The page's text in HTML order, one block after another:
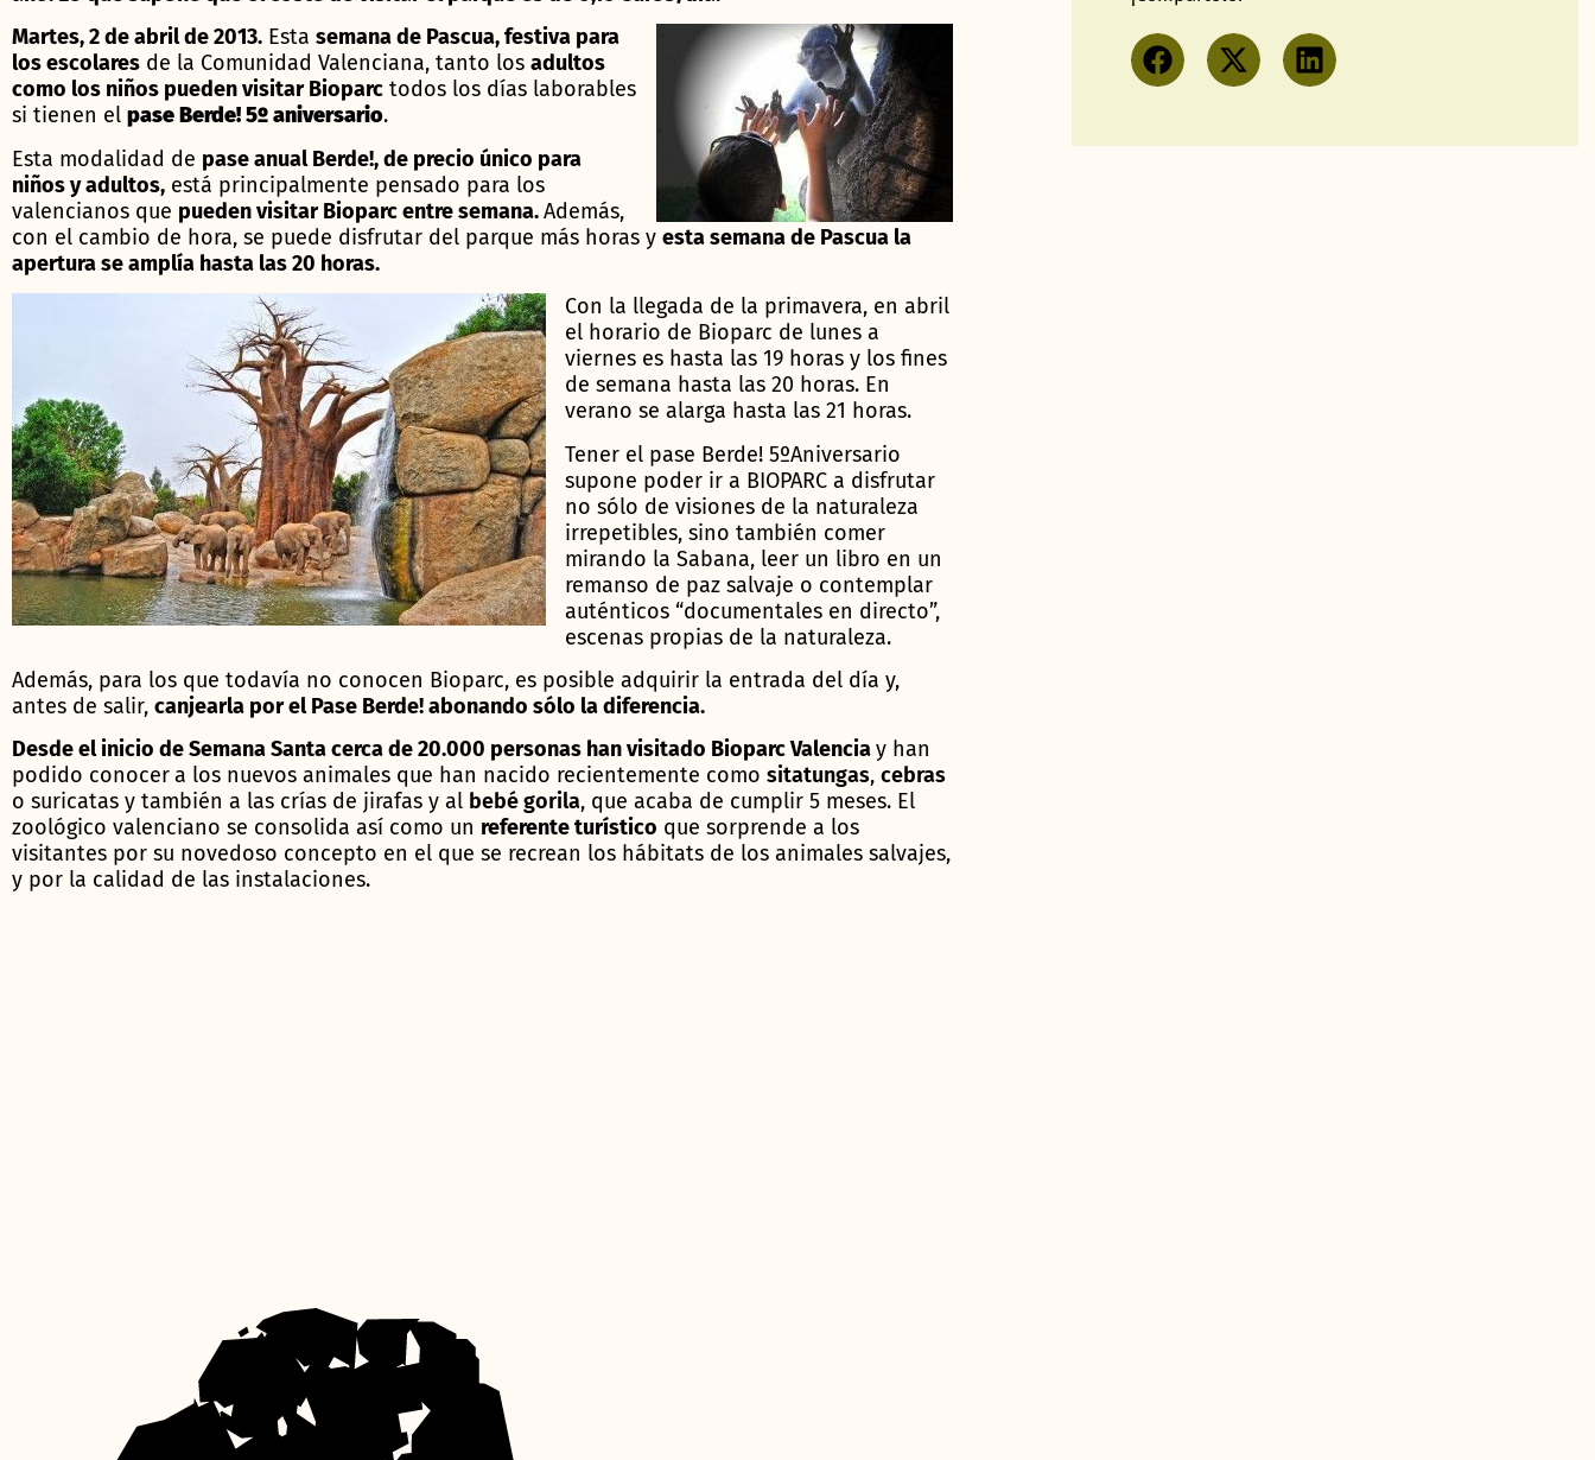
Martes, 2 de abril de 2013. Esta semana de Pascua, festiva para
los escolares de la Comunidad Valenciana, tanto los adultos
como los niños pueden visitar Bioparc todos los días laborables
si tienen el pase Berde! 5º aniversario.
Esta modalidad de pase anual Berde!, de precio único para
niños y adultos, está principalmente pensado para los
valencianos que pueden visitar Bioparc entre semana.Además,
con el cambio de hora, se puede disfrutar del parque más horas y esta semana de Pascua la
apertura se amplía hasta las 20 horas.
Con la llegada de la primavera, en abril
el horario de Bioparc de lunes a
viernes es hasta las 19 horas y los fines
de semana hasta las 20 horas. En
verano se alarga hasta las 21 horas.
Tener el pase Berde! 5ºAniversario
supone poder ir a BIOPARC a disfrutar
no sólo de visiones de la naturaleza
irrepetibles, sino también comer
mirando la Sabana, leer un libro en un
remanso de paz salvaje o contemplar
auténticos “documentales en directo”,
escenas propias de la naturaleza.
Además, para los que todavía no conocen Bioparc, es posible adquirir la entrada del día y,
antes de salir, canjearla por el Pase Berde! abonando sólo la diferencia.
Desde el inicio de Semana Santa cerca de 20.000 personas han visitado Bioparc Valenciay han
podido conocera los nuevos animales que han nacido recientemente como sitatungas, cebras
o suricatas y también a las crías de jirafas y al bebé gorila, que acaba de cumplir 5 meses. El
zoológico valenciano se consolida así como un referente turístico que sorprende a los
visitantes por su novedoso concepto en el que se recrean los hábitats de los animales salvajes,
y por la calidad de las instalaciones.